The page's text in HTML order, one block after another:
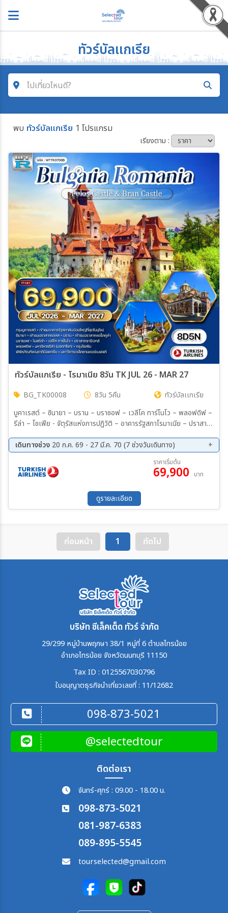
ทัวร์บัลเเกเรีย
ไปเที่ยวไหนดี?
ค้นหาโปรแกรมทัวร์
โซน
ประเทศ
เมือง
สายการบิน
ตั้งแต่วันที่
ถึงวันที่
เฉพาะเดือน
ระหว่าง
พบ ทัวร์บัลเเกเรีย 1 โปรแกรม
เรียงตาม :
ทัวร์บัลแกเรีย - โรมาเนีย 8วัน TK JUL 26 - MAR 27
BG_TK00008 8วัน 5คืน
ทัวร์บัลเเกเรีย
บูคาเรสต์ – ซินายา – บราน – บราซอฟ – เวลีโค ทาร์โนโว – พลอฟดิฟ –
รีล่า – โซเฟีย - จัตุรัสแห่งการปฏิวัติ – อาคารรัฐสภาโรมาเนีย – ปราสาท
ถนนกูร์โก้ – เมืองเก่าพลอฟดิฟ – โรงละครกลางแจ้งโรมัน – สุเหร่า
Dzhumaya Mosque – อารามรีล่า (มรดกโลก) – พิพิธภัณฑ์แห่งชาติ
บัลแกเรีย – มหาวิหารอเล็กซานเดอร์ เนฟสกี – โบสถ์ยิวโซเฟีย – พระรา
ชวังบัทเทนเบิร์ก – จัตุรัสบัทเทนเบิร์ก มื้อพิเศษ : ขาหมูเยอรมัน / อาหาร
เดินทางช่วง 20 ก.ค. 69 - 27 มี.ค. 70 (7 ช่วงวันเดินทาง)
10 ต.ค. 69 - 17 ต.ค. 69
22 ต.ค. 69 - 29 ต.ค. 69
13 พ.ย. 69 - 20 พ.ย. 69
23 ม.ค. 70 - 30 ม.ค. 70
13 ก.พ. 70 - 20 ก.พ. 70
ราคาเริ่มต้น
69,900 บาท
ดูรายละเอียด
ก่อนหน้า 1 ถัดไป
บริษัท ซีเล็คเต็ด ทัวร์ จำกัด
29/299 หมู่บ้านพฤกษา 38/1 หมู่ที่ 6 ตำบลไทรน้อย
อำเภอไทรน้อย จังหวัดนนทบุรี 11150
Tax ID : 0125567030796
ใบอนุญาตธุรกิจนำเที่ยวเลขที่ : 11/12682
098-873-5021
@selectedtour
ติดต่อเรา
จันทร์-ศุกร์ : 09.00 - 18.00 น.
098-873-5021
081-987-6383
089-895-5545
tourselected@gmail.com